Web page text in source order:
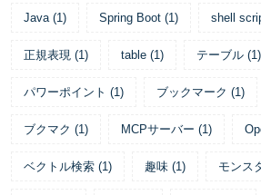
Java (1) Spring Boot (1) shell
正規表現 (1) table (1) テーブル (1)
パワーポイント (1) ブックマーク (1)
ブクマク (1) MCPサーバー (1)
ベクトル検索 (1) 趣味 (1) モンス